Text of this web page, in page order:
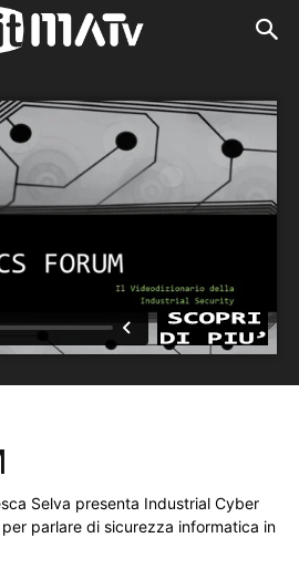
Selva presenta Industrial Cyber
per parlare di sicurezza informatica in